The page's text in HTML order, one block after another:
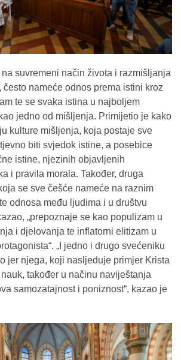
suvremeni način života i razmišljanja
često nameće odnos prema istini kroz
te se svaka istina u najboljem
jedno od mišljenja. Primijetio je kako
kulture mišljenja, koja postaje sve
biti svjedok istine, a posebice
istine, njezinih objavljenih
i pravila morala. Također, druga
se sve češće nameće na raznim
odnosa među ljudima i u društvu
„prepoznaje se kao populizam u
i djelovanja te inflatorni elitizam u
„I jedno i drugo svećeniku
jer njega, koji nasljeduje primjer Krista
također u načinu naviještanja
samozatajnost i poniznost“, kazao je